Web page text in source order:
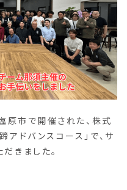
市で開催された、株式
ドバンスコース」で、サ
きました。